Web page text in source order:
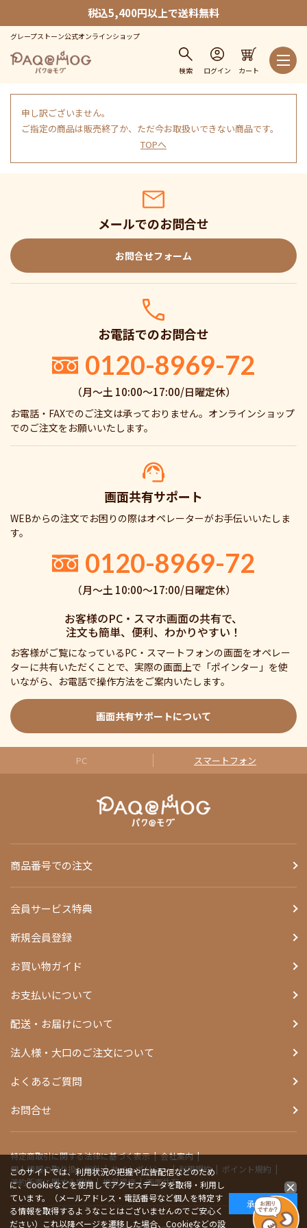
税込5,400円以上で送料無料
グレープストーン公式オンラインショップ
検索 ログイン カート
申し訳ございません。
ご指定の商品は販売終了か、ただ今お取扱いできない商品です。
TOPへ
メールでのお問合せ
お問合せフォーム
お電話でのお問合せ
0120-8969-72
（月〜土 10:00〜17:00/日曜定休）
お電話・FAXでのご注文は承っておりません。オンラインショップ
でのご注文をお願いいたします。
画面共有サポート
WEBからの注文でお困りの際はオペレーターがお手伝いいたしま
す。
0120-8969-72
（月〜土 10:00〜17:00/日曜定休）
お客様のPC・スマホ画面の共有で、
注文も簡単、便利、わかりやすい！
お客様がご覧になっているPC・スマートフォンの画面をオペレー
ターに共有いただくことで、実際の画面上で「ポインター」を使
いながら、お電話で操作方法をご案内いたします。
画面共有サポートについて
PC スマートフォン
商品番号での注文
会員サービス特典
新規会員登録
お買い物ガイド
お支払いについて
配送・お届けについて
法人様・大口のご注文について
よくあるご質問
お問合せ
特定商取引に関する法律に基づく表示
会社案内
個人情報の取り扱い指針
サイトポリシー 利用規約
ポイント規約
予約販売に関する規約
推奨環境 画面共有
このサイトでは、利用状況の把握や広告配信などのため
に、Cookieなどを使用してアクセスデータを取得・利用し
ています。（メールアドレス・電話番号など個人を特定す
る情報を取得するようなことはございませんのでご安心く
ださい）これ以降ページを遷移した場合、Cookieなどの設
承諾する